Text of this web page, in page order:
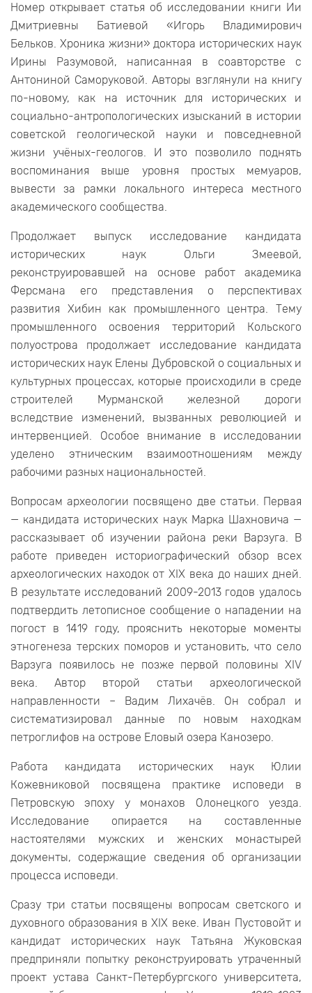
Номер открывает статья об исследовании книги Ии
Дмитриевны Батиевой «Игорь Владимирович
Бельков. Хроника жизни» доктора исторических наук
Ирины Разумовой, написанная в соавторстве с
Антониной Саморуковой. Авторы взглянули на книгу
по-новому, как на источник для исторических и
социально-антропологических изысканий в истории
советской геологической науки и повседневной
жизни учёных-геологов. И это позволило поднять
воспоминания выше уровня простых мемуаров,
вывести за рамки локального интереса местного
академического сообщества.
Продолжает выпуск исследование кандидата
исторических наук Ольги Змеевой,
реконструировавшей на основе работ академика
Ферсмана его представления о перспективах
развития Хибин как промышленного центра. Тему
промышленного освоения территорий Кольского
полуострова продолжает исследование кандидата
исторических наук Елены Дубровской о социальных и
культурных процессах, которые происходили в среде
строителей Мурманской железной дороги
вследствие изменений, вызванных революцией и
интервенцией. Особое внимание в исследовании
уделено этническим взаимоотношениям между
рабочими разных национальностей.
Вопросам археологии посвящено две статьи. Первая
— кандидата исторических наук Марка Шахновича —
рассказывает об изучении района реки Варзуга. В
работе приведен историографический обзор всех
археологических находок от XIX века до наших дней.
В результате исследований 2009-2013 годов удалось
подтвердить летописное сообщение о нападении на
погост в 1419 году, прояснить некоторые моменты
этногенеза терских поморов и установить, что село
Варзуга появилось не позже первой половины XIV
века. Автор второй статьи археологической
направленности – Вадим Лихачёв. Он собрал и
систематизировал данные по новым находкам
петроглифов на острове Еловый озера Канозеро.
Работа кандидата исторических наук Юлии
Кожевниковой посвящена практике исповеди в
Петровскую эпоху у монахов Олонецкого уезда.
Исследование опирается на составленные
настоятелями мужских и женских монастырей
документы, содержащие сведения об организации
процесса исповеди.
Сразу три статьи посвящены вопросам светского и
духовного образования в XIX веке. Иван Пустовойт и
кандидат исторических наук Татьяна Жуковская
предприняли попытку реконструировать утраченный
проект устава Санкт-Петербургского университета,